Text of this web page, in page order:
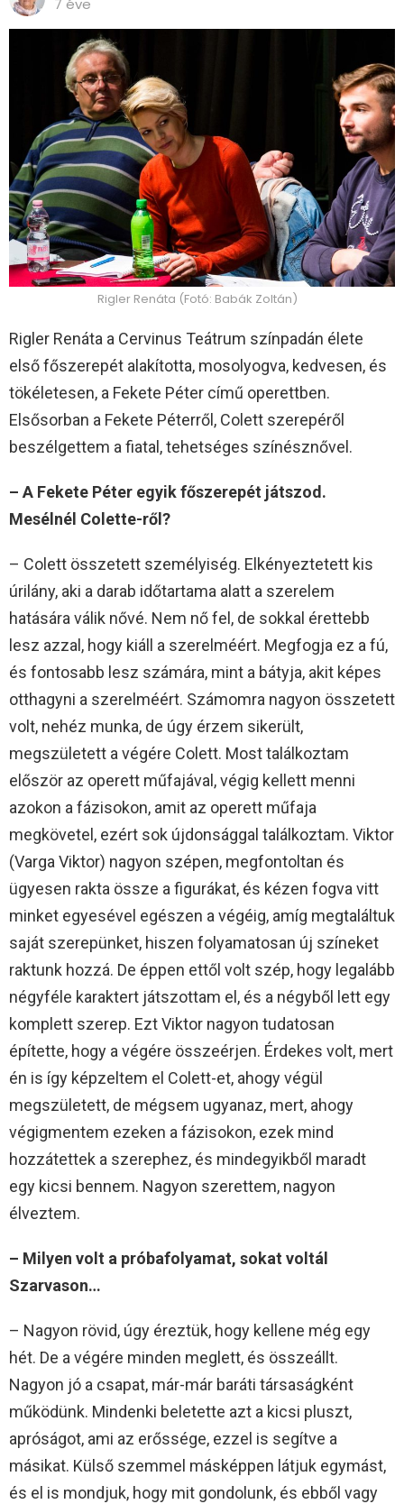
7 éve
Rigler Renáta (Fotó: Babák Zoltán)
Rigler Renáta a Cervinus Teátrum színpadán élete
első főszerepét alakította, mosolyogva, kedvesen, és
tökéletesen, a Fekete Péter című operettben.
Elsősorban a Fekete Péterről, Colett szerepéről
beszélgettem a fiatal, tehetséges színésznővel.
– A Fekete Péter egyik főszerepét játszod.
Mesélnél Colette-ről?
– Colett összetett személyiség. Elkényeztetett kis
úrilány, aki a darab időtartama alatt a szerelem
hatására válik nővé. Nem nő fel, de sokkal érettebb
lesz azzal, hogy kiáll a szerelméért. Megfogja ez a fú,
és fontosabb lesz számára, mint a bátyja, akit képes
otthagyni a szerelméért. Számomra nagyon összetett
volt, nehéz munka, de úgy érzem sikerült,
megszületett a végére Colett. Most találkoztam
először az operett műfajával, végig kellett menni
azokon a fázisokon, amit az operett műfaja
megkövetel, ezért sok újdonsággal találkoztam. Viktor
(Varga Viktor) nagyon szépen, megfontoltan és
ügyesen rakta össze a figurákat, és kézen fogva vitt
minket egyesével egészen a végéig, amíg megtaláltuk
saját szerepünket, hiszen folyamatosan új színeket
raktunk hozzá. De éppen ettől volt szép, hogy legalább
négyféle karaktert játszottam el, és a négyből lett egy
komplett szerep. Ezt Viktor nagyon tudatosan
építette, hogy a végére összeérjen. Érdekes volt, mert
én is így képzeltem el Colett-et, ahogy végül
megszületett, de mégsem ugyanaz, mert, ahogy
végigmentem ezeken a fázisokon, ezek mind
hozzátettek a szerephez, és mindegyikből maradt
egy kicsi bennem. Nagyon szerettem, nagyon
élveztem.
– Milyen volt a próbafolyamat, sokat voltál
Szarvason…
– Nagyon rövid, úgy éreztük, hogy kellene még egy
hét. De a végére minden meglett, és összeállt.
Nagyon jó a csapat, már-már baráti társaságként
működünk. Mindenki beletette azt a kicsi pluszt,
apróságot, ami az erőssége, ezzel is segítve a
másikat. Külső szemmel másképpen látjuk egymást,
és el is mondjuk, hogy mit gondolunk, és ebből vagy